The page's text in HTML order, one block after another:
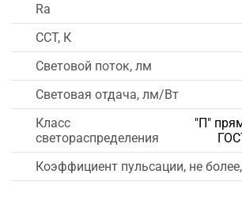
Ra
CCT, К
Световой поток, лм
Световая отдача, лм/Вт
Класс
светораспределения
"П"
Коэффициент пульсации, не более,